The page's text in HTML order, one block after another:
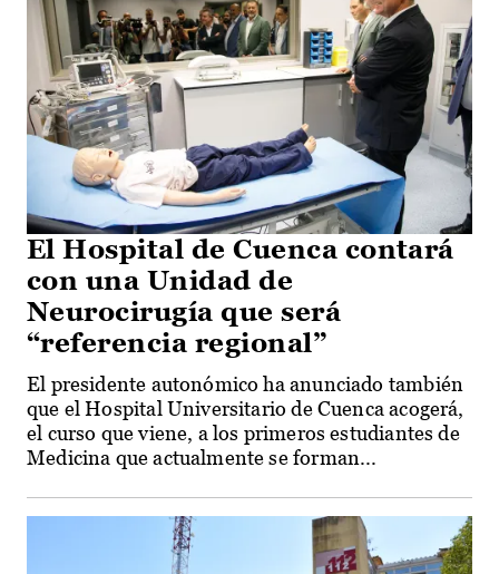
El Hospital de Cuenca contará
con una Unidad de
Neurocirugía que será
“referencia regional”
El presidente autonómico ha anunciado también
que el Hospital Universitario de Cuenca acogerá,
el curso que viene, a los primeros estudiantes de
Medicina que actualmente se forman...